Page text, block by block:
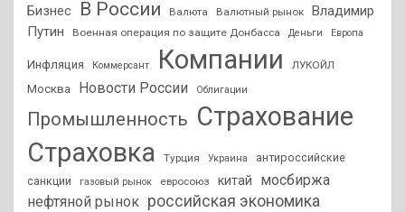
Бизнес В России Валюта Валютный рынок
Владимир
Путин
Военная операция по защите Донбасса Деньги Европа
Инфляция Коммерсант Компании ЛУКОЙЛ
Москва Новости России Облигации
Промышленность Страхование
Страховка
Турция Украина
антироссийские
санкции
газовый рынок евросоюз китай
мосбиржа
нефтяной рынок российская экономика